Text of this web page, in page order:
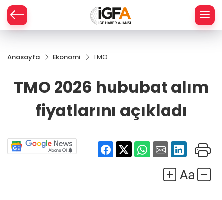
Anasayfa Ekonomi
TMO
alım
açıkladı
TMO 2026 hububat alım
fiyatlarını açıkladı